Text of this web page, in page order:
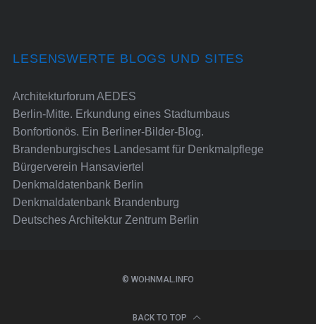
LESENSWERTE BLOGS UND SITES
Architekturforum AEDES
Berlin-Mitte. Erkundung eines Stadtumbaus
Bonfortionös. Ein Berliner-Bilder-Blog.
Brandenburgisches Landesamt für Denkmalpflege
Bürgerverein Hansaviertel
Denkmaldatenbank Berlin
Denkmaldatenbank Brandenburg
Deutsches Architektur Zentrum Berlin
© WOHNMAL.INFO
BACK TO TOP